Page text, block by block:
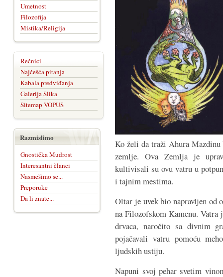
Ko želi da traži Ahura
zemlje. Ova Zemlja je
kultivisali su ovu vatru u
i tajnim mestima.
Oltar je uvek bio napravljen od
na Filozofskom Kamenu. Vatra
drvaca, naročito sa divnim
pojačavali vatru pomoću
ljudskih ustiju.
Napuni svoj pehar svetim
Umetnost
Filozofija
Mistika/Religija
Rečnici
Najčešća pitanja
Kabala predviđanja
Galerija Slika
Sitemap VOPUS
Razmislimo
Gnostička Mudrost
Interesantni članci
Nasmešimo se...
Preporuke
Da li znate...